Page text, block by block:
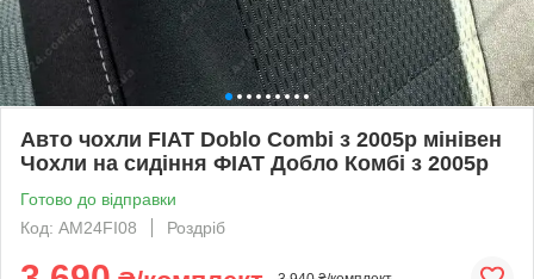
Авто чохли FIAT Doblo Combi з 2005р мінівен
Чохли на сидіння ФІАТ Добло Комбі з 2005р
Готово до відправки
Код: AM24FI08
Роздріб